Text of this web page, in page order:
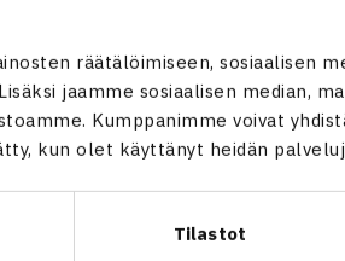
räätälöimiseen, sosiaalisen
jaamme sosiaalisen median,
Kumppanimme voivat
kun olet käyttänyt heidän
Tilastot
Remander kohtasi loppuottelussa
juhli voittoa lukemin 6-3, 6-4.
vuotias Remander hävisi viikon
kolmas junioreiden ITF-